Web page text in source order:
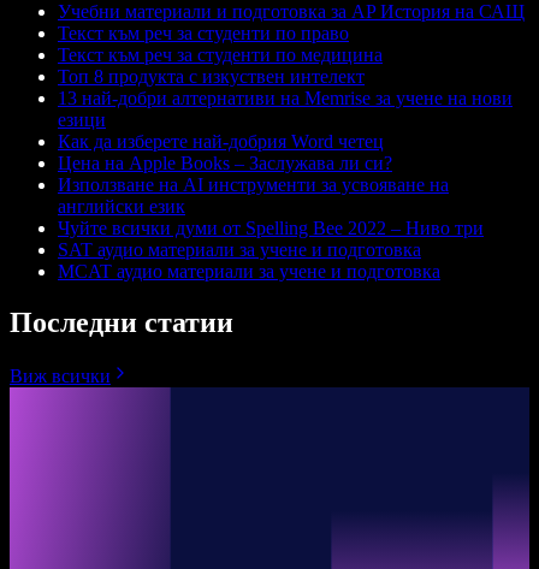
Учебни материали и подготовка за AP История на САЩ
Текст към реч за студенти по право
Текст към реч за студенти по медицина
Топ 8 продукта с изкуствен интелект
13 най-добри алтернативи на Memrise за учене на нови
езици
Как да изберете най-добрия Word четец
Цена на Apple Books – Заслужава ли си?
Използване на AI инструменти за усвояване на
английски език
Чуйте всички думи от Spelling Bee 2022 – Ниво три
SAT аудио материали за учене и подготовка
MCAT аудио материали за учене и подготовка
Последни статии
Виж всички